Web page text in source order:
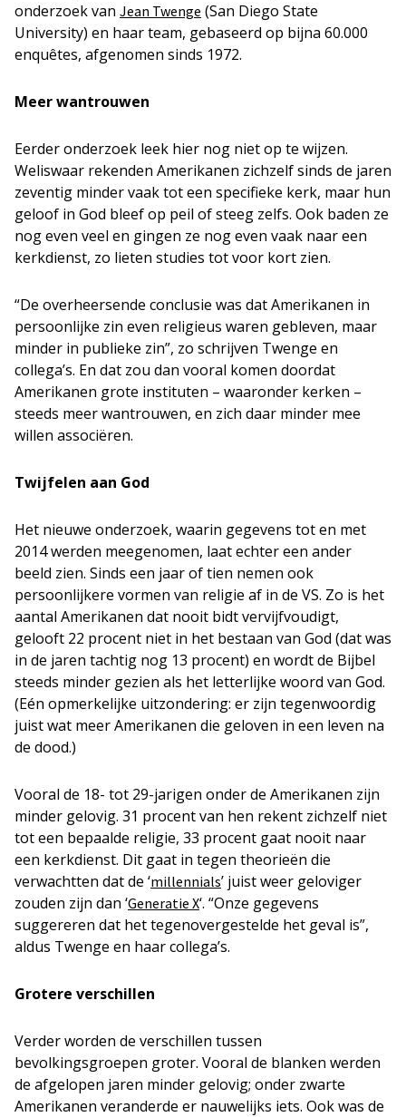
onderzoek van Jean Twenge (San Diego State
University) en haar team, gebaseerd op bijna 60.000
enquêtes, afgenomen sinds 1972.
Meer wantrouwen
Eerder onderzoek leek hier nog niet op te wijzen.
Weliswaar rekenden Amerikanen zichzelf sinds de jaren
zeventig minder vaak tot een specifieke kerk, maar hun
geloof in God bleef op peil of steeg zelfs. Ook baden ze
nog even veel en gingen ze nog even vaak naar een
kerkdienst, zo lieten studies tot voor kort zien.
“De overheersende conclusie was dat Amerikanen in
persoonlijke zin even religieus waren gebleven, maar
minder in publieke zin”, zo schrijven Twenge en
collega’s. En dat zou dan vooral komen doordat
Amerikanen grote instituten – waaronder kerken –
steeds meer wantrouwen, en zich daar minder mee
willen associëren.
Twijfelen aan God
Het nieuwe onderzoek, waarin gegevens tot en met
2014 werden meegenomen, laat echter een ander
beeld zien. Sinds een jaar of tien nemen ook
persoonlijkere vormen van religie af in de VS. Zo is het
aantal Amerikanen dat nooit bidt vervijfvoudigt,
gelooft 22 procent niet in het bestaan van God (dat was
in de jaren tachtig nog 13 procent) en wordt de Bijbel
steeds minder gezien als het letterlijke woord van God.
(Eén opmerkelijke uitzondering: er zijn tegenwoordig
juist wat meer Amerikanen die geloven in een leven na
de dood.)
Vooral de 18- tot 29-jarigen onder de Amerikanen zijn
minder gelovig. 31 procent van hen rekent zichzelf niet
tot een bepaalde religie, 33 procent gaat nooit naar
een kerkdienst. Dit gaat in tegen theorieën die
verwachtten dat de ‘millennials’ juist weer geloviger
zouden zijn dan ‘Generatie X‘. “Onze gegevens
suggereren dat het tegenovergestelde het geval is”,
aldus Twenge en haar collega’s.
Grotere verschillen
Verder worden de verschillen tussen
bevolkingsgroepen groter. Vooral de blanken werden
de afgelopen jaren minder gelovig; onder zwarte
Amerikanen veranderde er nauwelijks iets. Ook was de